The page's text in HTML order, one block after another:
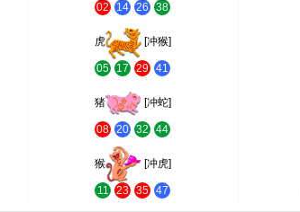
02 14 26 38
虎 [冲猴]
05 17 29 41
猪 [冲蛇]
08 20 32 44
猴 [冲虎]
11 23 35 47